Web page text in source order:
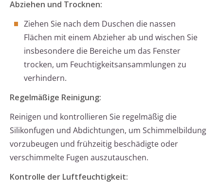
Abziehen und Trocknen:
Ziehen Sie nach dem Duschen die nassen
Flächen mit einem Abzieher ab und wischen Sie
insbesondere die Bereiche um das Fenster
trocken, um Feuchtigkeitsansammlungen zu
verhindern.
Regelmäßige Reinigung:
Reinigen und kontrollieren Sie regelmäßig die
Silikonfugen und Abdichtungen, um Schimmelbildung
vorzubeugen und frühzeitig beschädigte oder
verschimmelte Fugen auszutauschen.
Kontrolle der Luftfeuchtigkeit: